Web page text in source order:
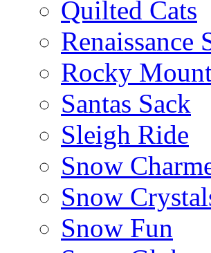
Quilted Cats
Renaissance
Rocky
Santas Sack
Sleigh Ride
Snow
Snow
Snow Fun